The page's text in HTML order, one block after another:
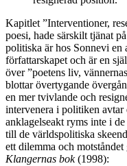
Kapitlet ”Interventioner,
poesi, hade särskilt tjänat
politiska är hos Sonnevi en
författarskapet och är en
över ”poetens liv,
blottar övertygande
en mer tvivlande och
intervenera i politiken
anklagelseakt ryms inte i
till de världspolitiska
ett dilemma och
Klangernas bok(1998):